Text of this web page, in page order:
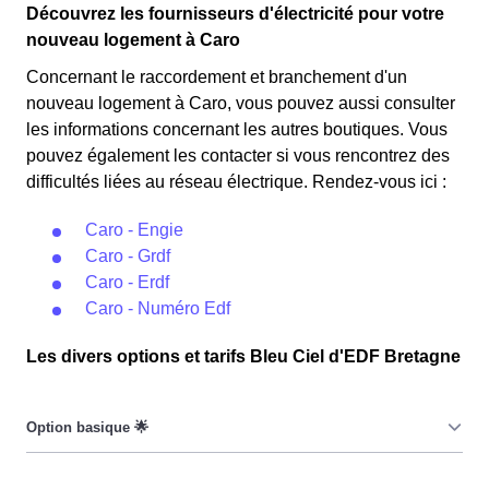
Découvrez les fournisseurs d'électricité pour votre
nouveau logement à Caro
Concernant le raccordement et branchement d'un
nouveau logement à Caro, vous pouvez aussi consulter
les informations concernant les autres boutiques. Vous
pouvez également les contacter si vous rencontrez des
difficultés liées au réseau électrique. Rendez-vous ici :
Caro - Engie
Caro - Grdf
Caro - Erdf
Caro - Numéro Edf
Les divers options et tarifs Bleu Ciel d'EDF Bretagne